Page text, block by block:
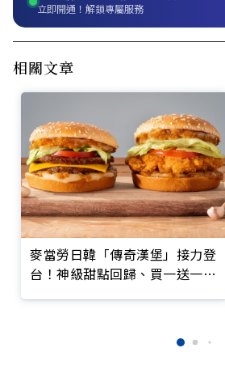
立即開通！解鎖專屬服務
相關文章
麥當勞日韓「傳奇漢堡」接力登
台！神級甜點回歸、買一送一優